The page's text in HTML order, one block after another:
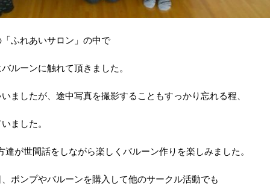
ふれあいサロン」の中で
ルーンに触れて頂きました。
ましたが、途中写真を撮影することもすっかり忘れる程、
ました。
が世間話をしながら楽しくバルーン作りを楽しみました。
ポンプやバルーンを購入して他のサークル活動でも